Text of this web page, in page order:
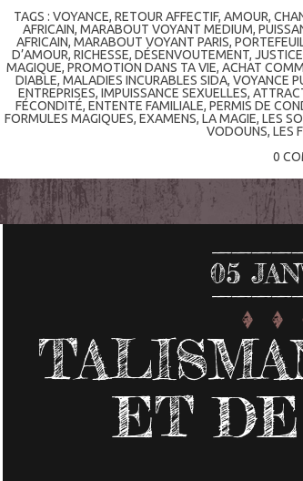
TAGS :VOYANCE,RETOUR AFFECTIF,AMOUR,
AFRICAIN, MARABOUT VOYANT MEDIUM,
AFRICAIN, MARABOUT VOYANT PARIS,
D’AMOUR,RICHESSE,DÉSENVOUTEMENT,JUSTICE
MAGIQUE,PROMOTION DANS TA VIE,ACHAT
DIABLE,MALADIES INCURABLES SIDA,VOYANCE
ENTREPRISES,IMPUISSANCE SEXUELLES,
FÉCONDITÉ, ENTENTE FAMILIALE, PERMIS DE
FORMULES MAGIQUES,EXAMENS,LA MAGIE,LES
VODOUNS,LES
0
05
ET